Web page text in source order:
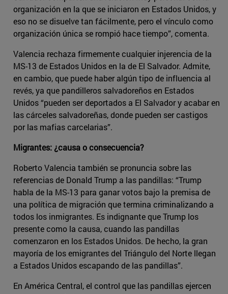
organización en la que se iniciaron en Estados Unidos, y
eso no se disuelve tan fácilmente, pero el vínculo como
organización única se rompió hace tiempo”, comenta.
Valencia rechaza firmemente cualquier injerencia de la
MS-13 de Estados Unidos en la de El Salvador. Admite,
en cambio, que puede haber algún tipo de influencia al
revés, ya que pandilleros salvadoreños en Estados
Unidos “pueden ser deportados a El Salvador y acabar en
las cárceles salvadoreñas, donde pueden ser castigos
por las mafias carcelarias”.
Migrantes: ¿causa o consecuencia?
Roberto Valencia también se pronuncia sobre las
referencias de Donald Trump a las pandillas: “Trump
habla de la MS-13 para ganar votos bajo la premisa de
una política de migración que termina criminalizando a
todos los inmigrantes. Es indignante que Trump los
presente como la causa, cuando las pandillas
comenzaron en los Estados Unidos. De hecho, la gran
mayoría de los emigrantes del Triángulo del Norte llegan
a Estados Unidos escapando de las pandillas”.
En América Central, el control que las pandillas ejercen